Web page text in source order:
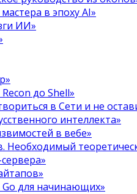
в эпоху AI»
ИИ»
до Shell»
в Сети и не
интеллекта»
в вебе»
Необходимый
для начинающих»